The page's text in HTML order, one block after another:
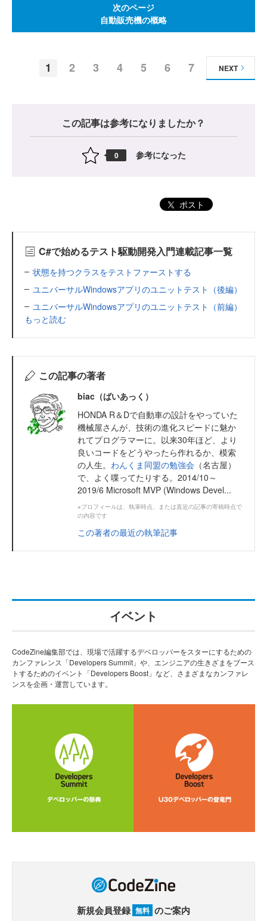
次のページ
自動販売機の概略
1 2 3 4 5 6 7 NEXT
この記事は参考になりましたか？
0 参考になった
ポスト
C#で始めるテスト駆動開発入門連載記事一覧
状態を持つクラスをテストファーストする
ユニバーサルWindowsアプリのユニットテスト（後編）
ユニバーサルWindowsアプリのユニットテスト（前編）
もっと読む
この記事の著者
biac（ばいあっく）
HONDA R＆Dで自動車の設計をやっていた
機械屋さんが、技術の進化スピードに魅か
れてプログラマーに。以来30年ほど、より
良いコードをどうやったら作れるか、模索
の人生。 わんくま同盟の勉強会 （名古屋）
で、よく喋ってたりする。2014/10～
2019/6 Microsoft MVP (Windows Devel...
※プロフィールは、執筆時点、または直近の記事の寄稿時点で
の内容です
この著者の最近の執筆記事
イベント
CodeZine編集部では、現場で活躍するデベロッパーをスターにするための
カンファレンス「Developers Summit」や、エンジニアの生きざまをブース
トするためのイベント「Developers Boost」など、さまざまなカンファレ
ンスを企画・運営しています。
新規会員登録 無料 のご案内